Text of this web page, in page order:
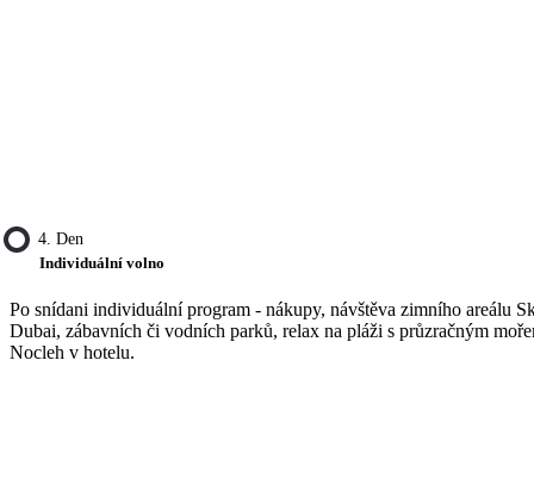
4. Den
Individuální volno
Po snídani individuální program - nákupy, návštěva zimního areálu
Dubai, zábavních či vodních parků, relax na pláži s průzračným
Nocleh v hotelu.